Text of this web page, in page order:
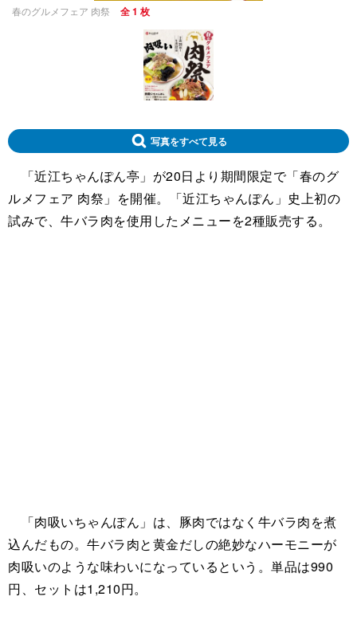
春のグルメフェア 肉祭 全 1 枚
写真をすべて見る
「近江ちゃんぽん亭」が20日より期間限定で「春のグ
ルメフェア 肉祭」を開催。「近江ちゃんぽん」史上初の
試みで、牛バラ肉を使用したメニューを2種販売する。
「肉吸いちゃんぽん」は、豚肉ではなく牛バラ肉を煮
込んだもの。牛バラ肉と黄金だしの絶妙なハーモニーが
肉吸いのような味わいになっているという。単品は990
円、セットは1,210円。